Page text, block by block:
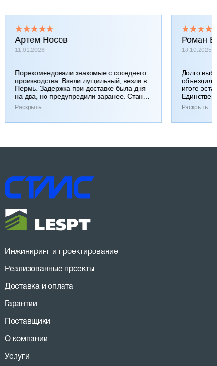
Артем Носов
11.01.2026
Порекомендовали знакомые с соседнего
производства. Взяли лущильный, везли в
Пермь. Задержка при доставке была дня
на два, но предупредили заранее. Станок
работает хорошо, к качеству вопросов нет.
Раскрыть
Роман
18.10.2025
Долго
итоге
Раскрыть
Инжиниринг и проектирование
Реализованные проекты
Доставка и оплата
Гарантии
Поставщики
О компании
Услуги